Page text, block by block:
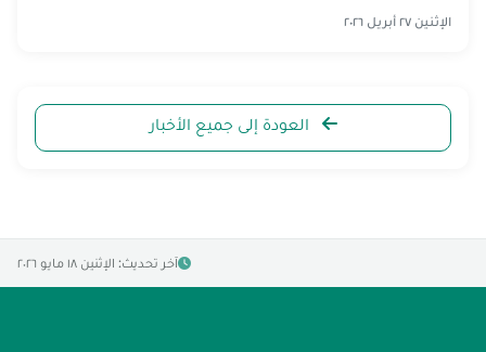
الإثنين ٢٧ أبريل ٢٠٢٦
العودة إلى جميع الأخبار
آخر تحديث: الإثنين ١٨ مايو ٢٠٢٦